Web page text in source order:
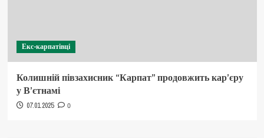
Екс-карпатівці
Колишній півзахисник “Карпат” продовжить кар’єру
у В’єтнамі
07.01.2025 0